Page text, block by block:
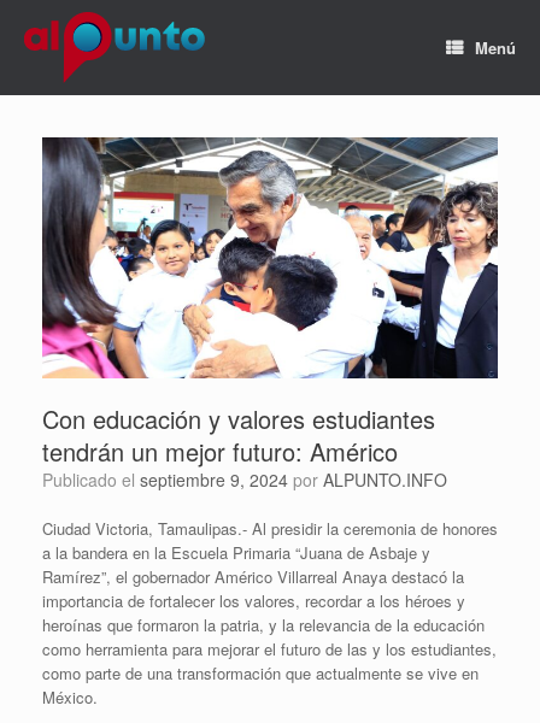
Menú
Con educación y valores estudiantes
tendrán un mejor futuro: Américo
Publicado el septiembre 9, 2024 por ALPUNTO.INFO
Ciudad Victoria, Tamaulipas.- Al presidir la ceremonia de honores
a la bandera en la Escuela Primaria “Juana de Asbaje y
Ramírez”, el gobernador Américo Villarreal Anaya destacó la
importancia de fortalecer los valores, recordar a los héroes y
heroínas que formaron la patria, y la relevancia de la educación
como herramienta para mejorar el futuro de las y los estudiantes,
como parte de una transformación que actualmente se vive en
México.